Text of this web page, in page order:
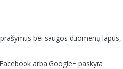
bei saugos duomenų lapus,
arba Google+ paskyra